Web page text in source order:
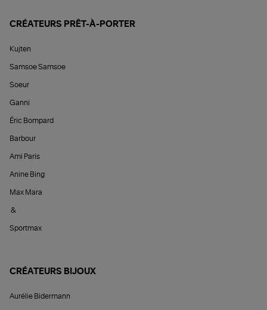
CRÉATEURS PRÊT-À-PORTER
Kujten
Samsoe Samsoe
Soeur
Ganni
Éric Bompard
Barbour
Ami Paris
Anine Bing
Max Mara
&
Sportmax
CRÉATEURS BIJOUX
Aurélie Bidermann